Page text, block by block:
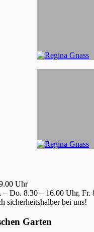
Uhr
Do. 8.30 – 16.00 Uhr,
sicherheitshalber bei uns!
Garten